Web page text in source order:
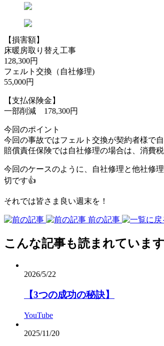
【損害額】
床暖房取り替え工事
128,300円
フェルト交換（自社修理)
55,000円
【支払保険金】
一部削減 178,300円
今回のポイント
今回の事故ではフェルト交換が契約者様で
賠償責任保険では自社修理の場合は、消費
今回のケースのように、自社修理と他社修
切です👍
それでは皆さま良い週末を！
前の記事
こんな記事も読まれています
2026/5/22
【3つの成功の秘訣】
YouTube
2025/11/20